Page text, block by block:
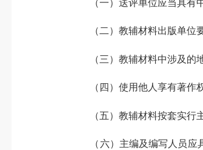
（一）送评单位应当具有中
（二）教辅材料出版单位要
（三）教辅材料中涉及的地
（四）使用他人享有著作权
（五）教辅材料按套实行主
（六）主编及编写人员应具